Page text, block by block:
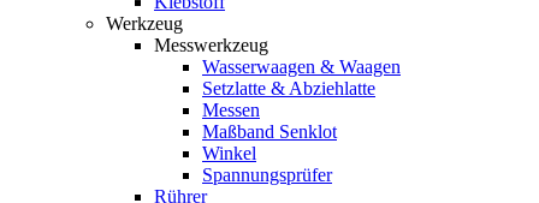
Werkzeug
Messwerkzeug
Wasserwaagen & Waagen
Setzlatte & Abziehlatte
Messen
Maßband Senklot
Winkel
Spannungsprüfer
Rührer